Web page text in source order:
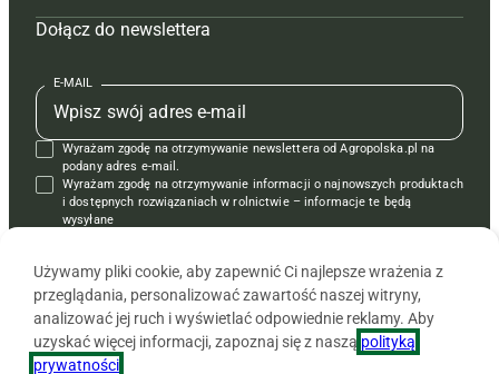
Mapa serwisu
Kontakt
Regulamin
Polityka prywatności
Prenumerata
Redakcja
Kontakt
Reklama
Prenumerata
Reklama
Kontakt
Krzyżówki
Czasopisma i prenumerata
Książki
Regulamin
Dołącz do newslettera
E-MAIL
Wyrażam zgodę na otrzymywanie newslettera od Agropolska.pl na
podany adres e-mail.
Wyrażam zgodę na otrzymywanie informacji o najnowszych produktach
i dostępnych rozwiązaniach w rolnictwie – informacje te będą
wysyłane
Używamy pliki cookie, aby zapewnić Ci najlepsze wrażenia z
przeglądania, personalizować zawartość naszej witryny,
analizować jej ruch i wyświetlać odpowiednie reklamy. Aby
uzyskać więcej informacji, zapoznaj się z naszą polityką
prywatności